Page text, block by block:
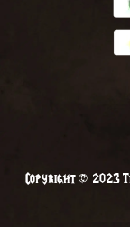
Copyright © 2023